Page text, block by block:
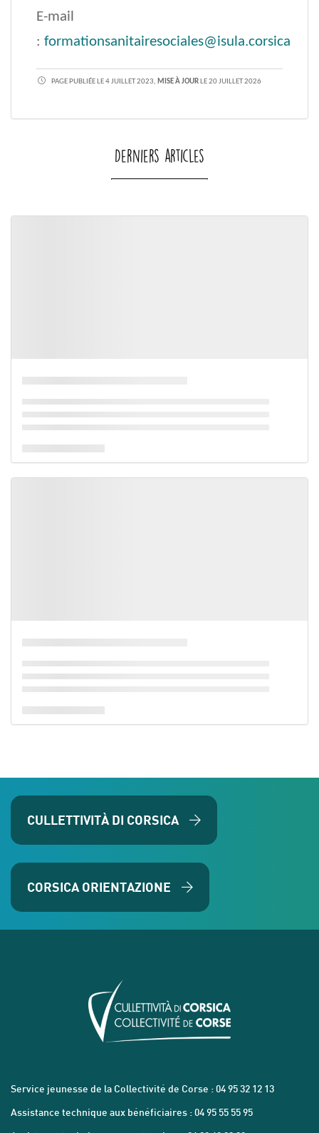
E-mail
: formationsanitairesociales@isula.corsica
PAGE PUBLIÉE LE 4 JUILLET 2023, MISE À JOUR LE 20 JUILLET 2026
Derniers articles
CULLETTIVITÀ DI CORSICA
CORSICA ORIENTAZIONE
Service jeunesse de la Collectivité de Corse : 04 95 32 12 13
Assistance technique aux bénéficiaires : 04 95 55 55 95